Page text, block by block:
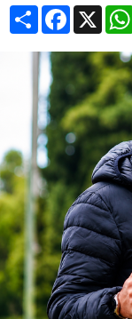
CondividiFacebook
X